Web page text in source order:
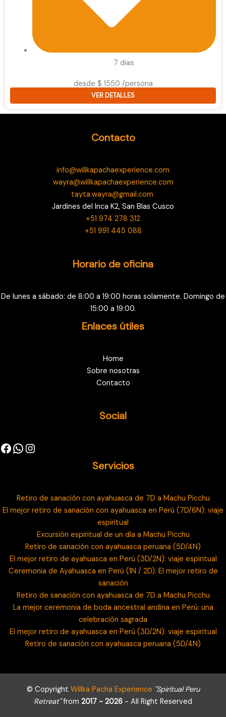
7 dias
desde $ 1550 /persona
VER DETALLES
Contacto
info@willkapachaexperience.com
wayra@willkapachaexperience.com
tayta.wayra@gmail.com
Jardines del Inca K2, San Blas Cusco
+51 974 278 312
+51 991 445 088
Horario de oficina
De lunes a sábado: de 8:00 a 19:00 horas solamente. Domingo de
15:00 a 19:00.
Enlaces útiles
Home
Sobre nosotras
Contacto
Social
Servicios
Retiro de sanación con ayahuasca de 7D a Machu Picchu
El mejor retiro de sanación con ayahuasca en Perú (7D/6N): viaje
espiritual
Excursión espiritual de un día a Machu Picchu
Retiro de sanación con ayahuasca peruana (5D/4N)
El mejor retiro de ayahuasca en Perú (3D/2N): viaje espiritual
Ceremonia de Ayahuasca en Perú (1N / 2D): El mejor retiro de
sanación
Retiro de sanación con ayahuasca de 7D a Machu Picchu
La mejor ceremonia de boda ancestral andina en Perú: una
celebración sagrada
El mejor retiro de ayahuasca en Perú (3D/2N): viaje espiritual
Retiro de sanación con ayahuasca peruana (5D/4N)
© Copyright Willka Pacha Experience "Spiritual Peru
Retreat"from 2017 - 2026 - All Right Reserved